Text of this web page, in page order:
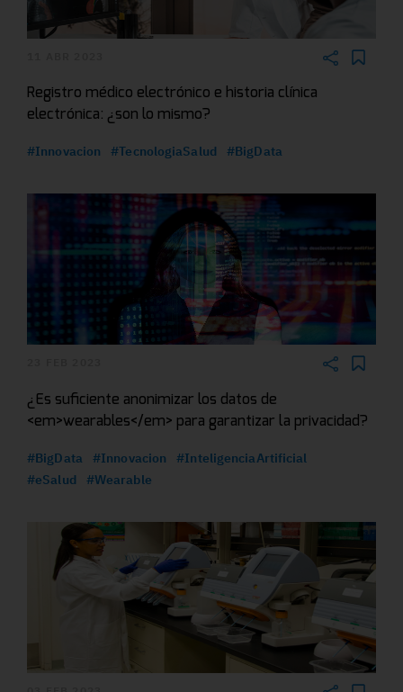
Registro médico electrónico e historia clínica
electrónica: ¿son lo mismo?
#Innovacion #TecnologiaSalud #BigData
¿Es suficiente anonimizar los datos de
<em>wearables</em> para garantizar la privacidad?
#BigData #Innovacion
#InteligenciaArtificial
#eSalud
#Wearable